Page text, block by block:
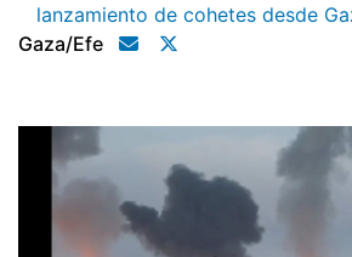
lanzamiento de cohetes desde
Gaza/efe